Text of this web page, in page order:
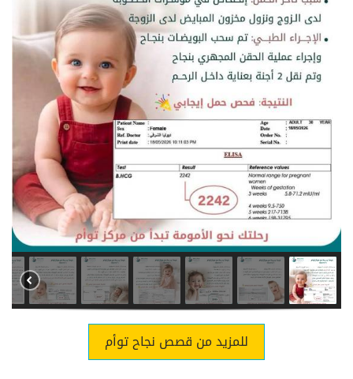
للمزيد من قصص نجاح توأم